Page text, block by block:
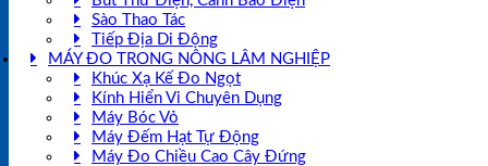
Sào Thao Tác
Tiếp Địa Di Động
MÁY ĐO TRONG NÔNG LÂM NGHIỆP
Khúc Xạ Kế Đo Ngọt
Kính Hiển Vi Chuyên Dụng
Máy Bóc Vỏ
Máy Đếm Hạt Tự Động
Máy Đo Chiều Cao Cây Đứng